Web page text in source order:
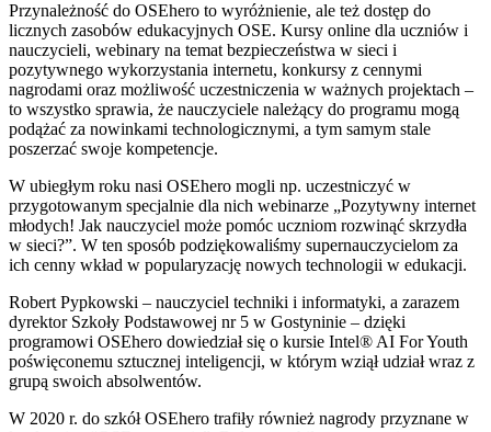
Przynależność do OSEhero to wyróżnienie, ale też dostęp do
licznych zasobów edukacyjnych OSE. Kursy online dla uczniów i
nauczycieli, webinary na temat bezpieczeństwa w sieci i
pozytywnego wykorzystania internetu, konkursy z cennymi
nagrodami oraz możliwość uczestniczenia w ważnych projektach –
to wszystko sprawia, że nauczyciele należący do programu mogą
podążać za nowinkami technologicznymi, a tym samym stale
poszerzać swoje kompetencje.
W ubiegłym roku nasi OSEhero mogli np. uczestniczyć w
przygotowanym specjalnie dla nich webinarze „Pozytywny internet
młodych! Jak nauczyciel może pomóc uczniom rozwinąć skrzydła
w sieci?”. W ten sposób podziękowaliśmy supernauczycielom za
ich cenny wkład w popularyzację nowych technologii w edukacji.
Robert Pypkowski – nauczyciel techniki i informatyki, a zarazem
dyrektor Szkoły Podstawowej nr 5 w Gostyninie – dzięki
programowi OSEhero dowiedział się o kursie Intel® AI For Youth
poświęconemu sztucznej inteligencji, w którym wziął udział wraz z
grupą swoich absolwentów.
W 2020 r. do szkół OSEhero trafiły również nagrody przyznane w